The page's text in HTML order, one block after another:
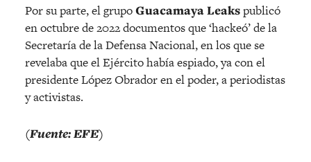
Por su parte, el grupoGuacamaya Leakspublicó
en octubre de 2022 documentos que ‘hackeó’ de la
Secretaría de la Defensa Nacional, en los que se
revelaba que el Ejército había espiado, ya con el
presidente López Obrador en el poder, a periodistas
y activistas.
(Fuente: EFE)